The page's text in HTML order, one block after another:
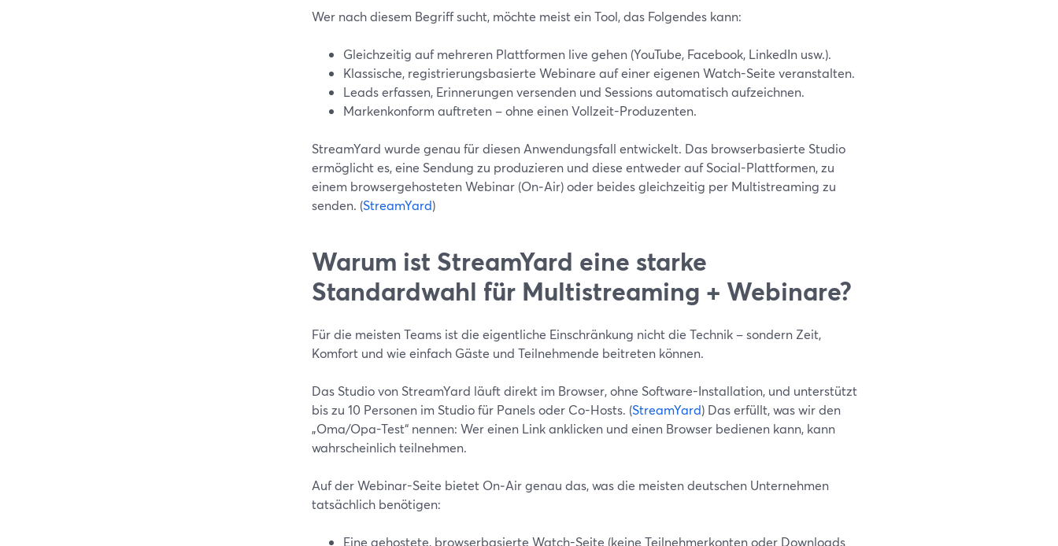
Wer nach diesem Begriff sucht, möchte meist ein Tool, das Folgendes kann:
Gleichzeitig auf mehreren Plattformen live gehen (YouTube, Facebook, LinkedIn usw.).
Klassische, registrierungsbasierte Webinare auf einer eigenen Watch-Seite veranstalten.
Leads erfassen, Erinnerungen versenden und Sessions automatisch aufzeichnen.
Markenkonform auftreten – ohne einen Vollzeit-Produzenten.
StreamYard wurde genau für diesen Anwendungsfall entwickelt. Das browserbasierte Studio
ermöglicht es, eine Sendung zu produzieren und diese entweder auf Social-Plattformen, zu
einem browsergehosteten Webinar (On‑Air) oder beides gleichzeitig per Multistreaming zu
senden. (StreamYard)
Warum ist StreamYard eine starke
Standardwahl für Multistreaming + Webinare?
Für die meisten Teams ist die eigentliche Einschränkung nicht die Technik – sondern Zeit,
Komfort und wie einfach Gäste und Teilnehmende beitreten können.
Das Studio von StreamYard läuft direkt im Browser, ohne Software-Installation, und unterstützt
bis zu 10 Personen im Studio für Panels oder Co-Hosts. (StreamYard) Das erfüllt, was wir den
„Oma/Opa-Test“ nennen: Wer einen Link anklicken und einen Browser bedienen kann, kann
wahrscheinlich teilnehmen.
Auf der Webinar-Seite bietet On‑Air genau das, was die meisten deutschen Unternehmen
tatsächlich benötigen:
Eine gehostete, browserbasierte Watch-Seite (keine Teilnehmerkonten oder Downloads